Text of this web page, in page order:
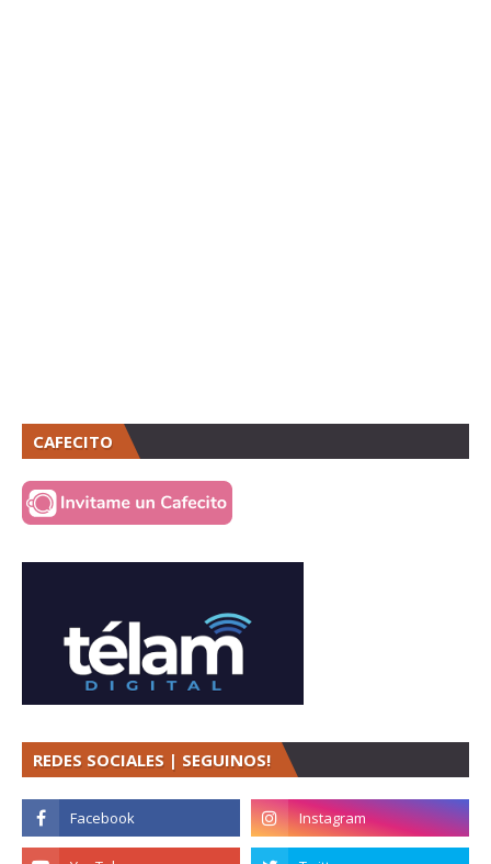
CAFECITO
REDES SOCIALES | SEGUINOS!